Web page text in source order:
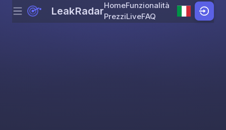
Skip to content
Menu LeakRadarHomeFunzionalità
PrezziLiveFAQ